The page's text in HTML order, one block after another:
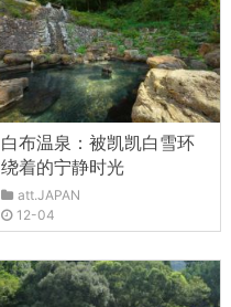
白布温泉：被凯凯白雪环
绕着的宁静时光
att.JAPAN
12-04